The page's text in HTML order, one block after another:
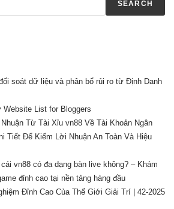
SEARCH
soát dữ liệu và phân bổ rủi ro từ Định Danh
Website List for Bloggers
Từ Tài Xỉu vn88 Về Tài Khoản Ngân
Tiết Để Kiếm Lời Nhuận An Toàn Và Hiệu
vn88 có đa dạng bàn live không? – Khám
đỉnh cao tại nền tảng hàng đầu
Đỉnh Cao Của Thế Giới Giải Trí | 42-2025